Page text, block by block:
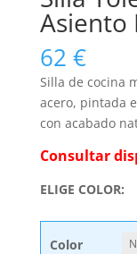
Asiento
62 €
Silla de cocina
acero, pintada
con acabado
Consultar
ELIGE COLOR:
Color